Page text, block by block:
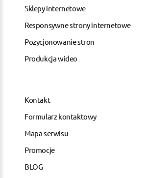
Sklepy internetowe
Responsywne strony internetowe
Pozycjonowanie stron
Produkcja wideo
Kontakt
Formularz kontaktowy
Mapa serwisu
Promocje
BLOG